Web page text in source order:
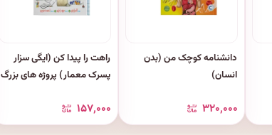
دانشنامه کوچک من (بدن
انسان)
۳۲۰٬۰۰۰
راهت را پیدا کن (ایگی سزار
پسرک معمار) پروژه های بزرگ
۱۵۷٬۰۰۰